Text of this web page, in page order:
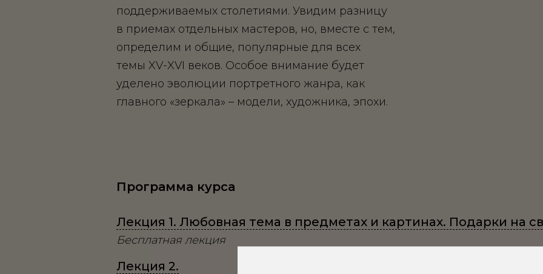
поддерживаемых столетиями. Увидим разницу
в приемах отдельных мастеров, но, вместе с тем,
определим и общие, популярные для всех
темы XV-XVI веков. Особое внимание будет
уделено эволюции портретного жанра, как
главного «зеркала» – модели, художника, эпохи.
Программа курса
Лекция 1. Любовная тема в предметах и картинах. Подарки на
Бесплатная лекция
Лекция 2.